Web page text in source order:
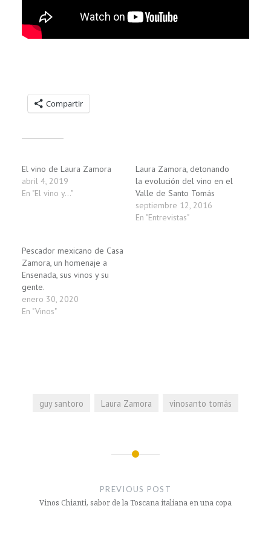
Compartir
El vino de Laura Zamora
abril 4, 2019
En "El vino y..."
Laura Zamora, detonando
la evolución del vino en el
Valle de Santo Tomás
septiembre 12, 2016
En "Entrevistas"
Pescador mexicano de Casa
Zamora, un homenaje a
Ensenada, sus vinos y su
gente.
enero 30, 2020
En "Vinos"
guy santoro Laura Zamora vinosanto tomás
entradas
PREVIOUS POST
Vinos Chianti, sabor de la Toscana italiana en una copa